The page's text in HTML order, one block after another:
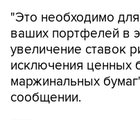
увеличение ставок
исключения ценных
маржинальных
сообщении.
ВТБ в конце